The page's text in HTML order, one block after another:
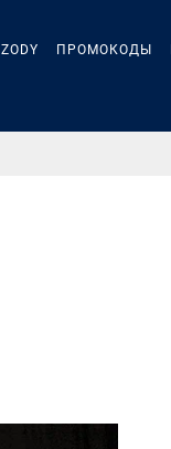
ZODY ПРОМОКОДЫ